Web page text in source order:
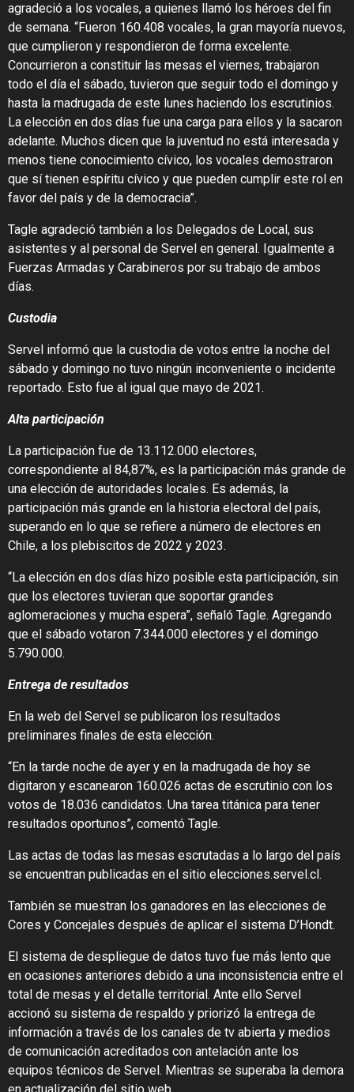
agradeció a los vocales, a quienes llamó los héroes del fin
de semana. “Fueron 160.408 vocales, la gran mayoría nuevos,
que cumplieron y respondieron de forma excelente.
Concurrieron a constituir las mesas el viernes, trabajaron
todo el día el sábado, tuvieron que seguir todo el domingo y
hasta la madrugada de este lunes haciendo los escrutinios.
La elección en dos días fue una carga para ellos y la sacaron
adelante. Muchos dicen que la juventud no está interesada y
menos tiene conocimiento cívico, los vocales demostraron
que sí tienen espíritu cívico y que pueden cumplir este rol en
favor del país y de la democracia”.
Tagle agradeció también a los Delegados de Local, sus
asistentes y al personal de Servel en general. Igualmente a
Fuerzas Armadas y Carabineros por su trabajo de ambos
días.
Custodia
Servel informó que la custodia de votos entre la noche del
sábado y domingo no tuvo ningún inconveniente o incidente
reportado. Esto fue al igual que mayo de 2021.
Alta participación
La participación fue de 13.112.000 electores,
correspondiente al 84,87%, es la participación más grande de
una elección de autoridades locales. Es además, la
participación más grande en la historia electoral del país,
superando en lo que se refiere a número de electores en
Chile, a los plebiscitos de 2022 y 2023.
“La elección en dos días hizo posible esta participación, sin
que los electores tuvieran que soportar grandes
aglomeraciones y mucha espera”, señaló Tagle. Agregando
que el sábado votaron 7.344.000 electores y el domingo
5.790.000.
Entrega de resultados
En la web del Servel se publicaron los resultados
preliminares finales de esta elección.
“En la tarde noche de ayer y en la madrugada de hoy se
digitaron y escanearon 160.026 actas de escrutinio con los
votos de 18.036 candidatos. Una tarea titánica para tener
resultados oportunos”, comentó Tagle.
Las actas de todas las mesas escrutadas a lo largo del país
se encuentran publicadas en el sitio elecciones.servel.cl.
También se muestran los ganadores en las elecciones de
Cores y Concejales después de aplicar el sistema D’Hondt.
El sistema de despliegue de datos tuvo fue más lento que
en ocasiones anteriores debido a una inconsistencia entre el
total de mesas y el detalle territorial. Ante ello Servel
accionó su sistema de respaldo y priorizó la entrega de
información a través de los canales de tv abierta y medios
de comunicación acreditados con antelación ante los
equipos técnicos de Servel. Mientras se superaba la demora